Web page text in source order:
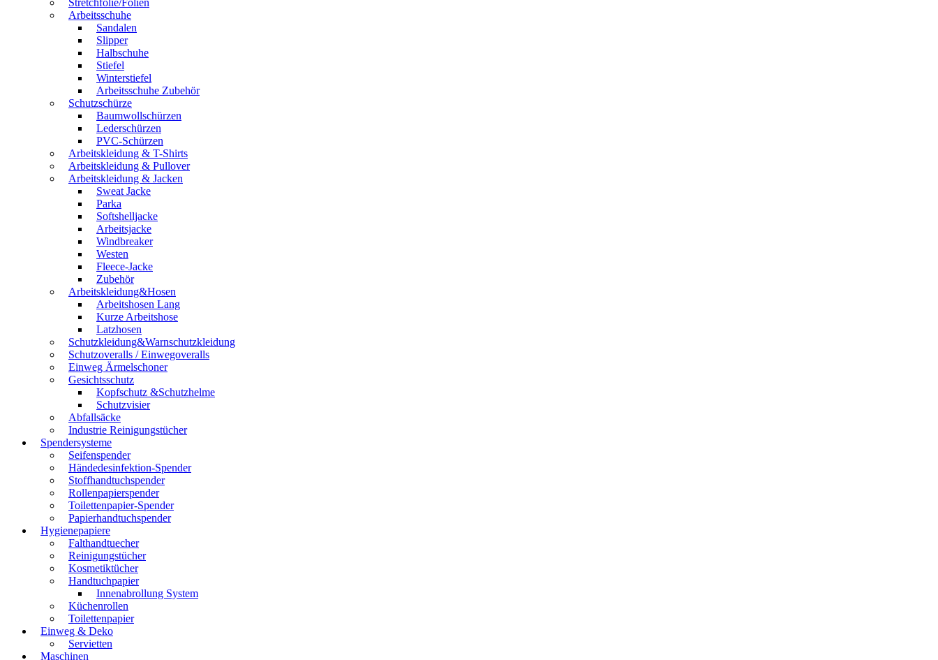
Stretchfolie/Folien
Arbeitsschuhe
Sandalen
Slipper
Halbschuhe
Stiefel
Winterstiefel
Arbeitsschuhe Zubehör
Schutzschürze
Baumwollschürzen
Lederschürzen
PVC-Schürzen
Arbeitskleidung & T-Shirts
Arbeitskleidung & Pullover
Arbeitskleidung & Jacken
Sweat Jacke
Parka
Softshelljacke
Arbeitsjacke
Windbreaker
Westen
Fleece-Jacke
Zubehör
Arbeitskleidung&Hosen
Arbeitshosen Lang
Kurze Arbeitshose
Latzhosen
Schutzkleidung&Warnschutzkleidung
Schutzoveralls / Einwegoveralls
Einweg Ärmelschoner
Gesichtsschutz
Kopfschutz &Schutzhelme
Schutzvisier
Abfallsäcke
Industrie Reinigungstücher
Spendersysteme
Seifenspender
Händedesinfektion-Spender
Stoffhandtuchspender
Rollenpapierspender
Toilettenpapier-Spender
Papierhandtuchspender
Hygienepapiere
Falthandtuecher
Reinigungstücher
Kosmetiktücher
Handtuchpapier
Innenabrollung System
Küchenrollen
Toilettenpapier
Einweg & Deko
Servietten
Maschinen